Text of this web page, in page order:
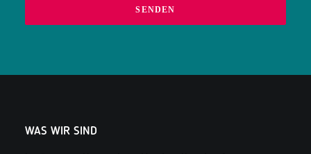
WAS WIR SIND